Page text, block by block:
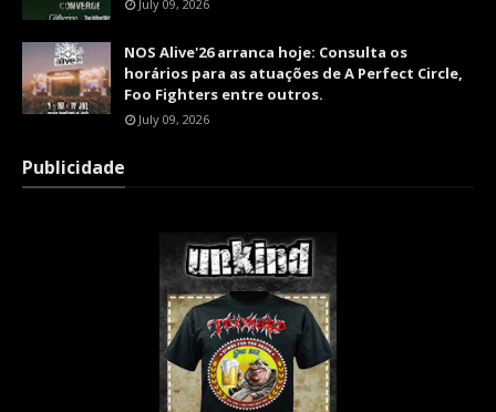
July 09, 2026
NOS Alive'26 arranca hoje: Consulta os
horários para as atuações de A Perfect Circle,
Foo Fighters entre outros.
July 09, 2026
Publicidade